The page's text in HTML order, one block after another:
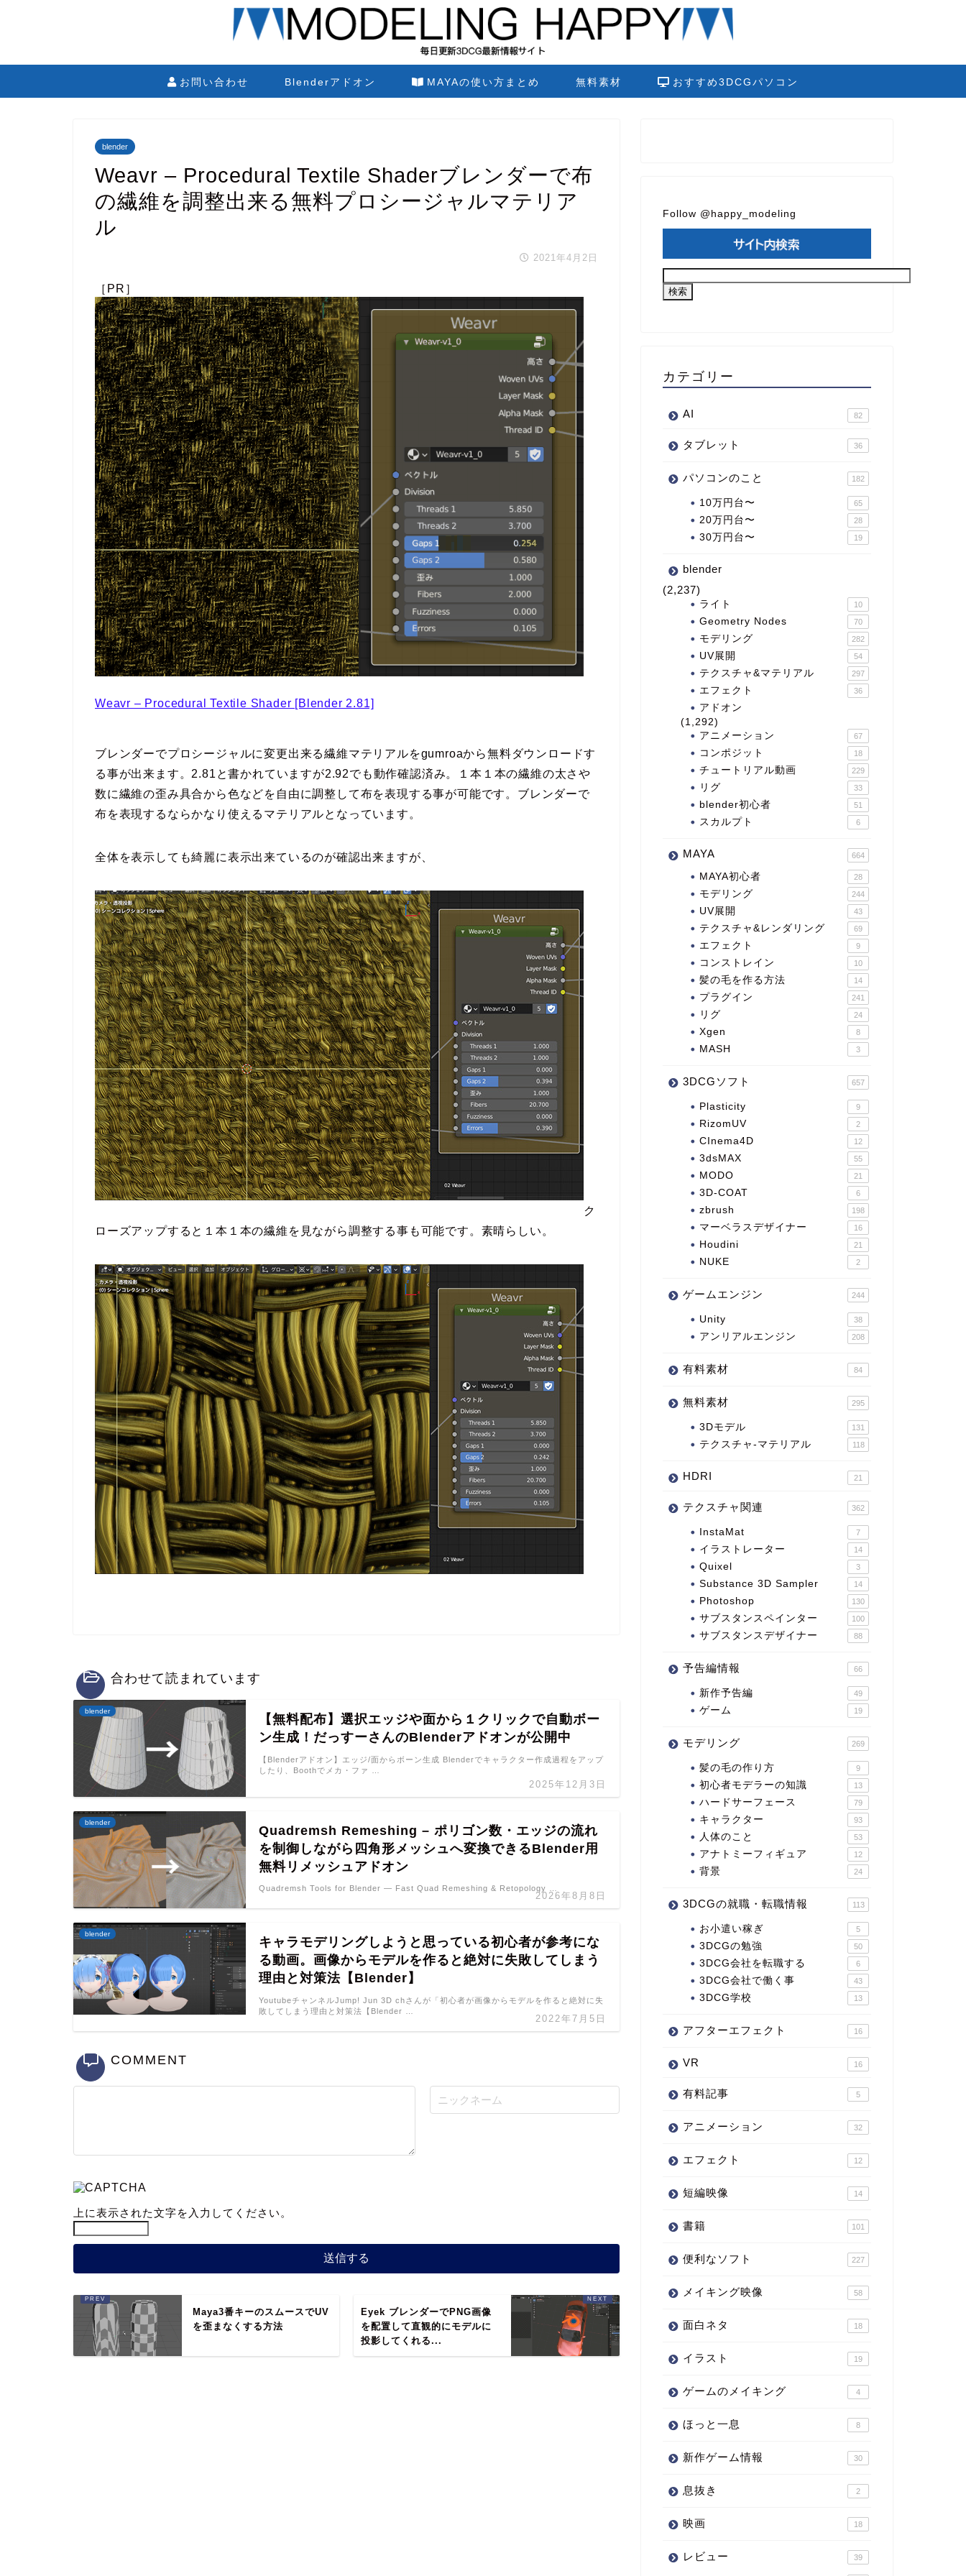
お問い合わせ Blenderアドオン MAYAの使い方まとめ 無料素材 おすすめ3DCGパソコン
blender
Weavr – Procedural Textile Shaderブレンダーで布
の繊維を調整出来る無料プロシージャルマテリア
ル
2021年4月2日
［PR］
Weavr – Procedural Textile Shader [Blender 2.81]
ブレンダーでプロシージャルに変更出来る繊維マテリアルをgumroaから無料ダウンロードす
る事が出来ます。2.81と書かれていますが2.92でも動作確認済み。１本１本の繊維の太さや
数に繊維の歪み具合から色などを自由に調整して布を表現する事が可能です。ブレンダーで
布を表現するならかなり使えるマテリアルとなっています。
全体を表示しても綺麗に表示出来ているのが確認出来ますが、
ク
ローズアップすると１本１本の繊維を見ながら調整する事も可能です。素晴らしい。
合わせて読まれています
blender
【無料配布】選択エッジや面から１クリックで自動ボー
ン生成！だっすーさんのBlenderアドオンが公開中
2025年12月3日
【Blenderアドオン】エッジ/面からボーン生成 Blenderでキャラクター作成過程をアップ
したり、Boothでメカ・ファ …
blender
Quadremsh Remeshing – ポリゴン数・エッジの流れ
を制御しながら四角形メッシュへ変換できるBlender用
無料リメッシュアドオン
2026年8月8日
Quadremsh Tools for Blender — Fast Quad Remeshing & Retopology …
blender
キャラモデリングしようと思っている初心者が参考にな
る動画。画像からモデルを作ると絶対に失敗してしまう
理由と対策法【Blender】
2022年7月5日
YoutubeチャンネルJump! Jun 3D chさんが「初心者が画像からモデルを作ると絶対に失
敗してしまう理由と対策法【Blender …
COMMENT
上に表示された文字を入力してください。
Maya3番キーのスムースでUV
を歪まなくする方法
Eyek ブレンダーでPNG画像
を配置して直観的にモデルに
投影してくれる...
Follow @happy_modeling
カテゴリー
AI 82
タブレット 36
パソコンのこと 182
10万円台〜 65
20万円台〜 28
30万円台〜 19
blender
(2,237)
ライト 10
Geometry Nodes 70
モデリング 282
UV展開 54
テクスチャ&マテリアル 297
エフェクト 36
アドオン
(1,292)
アニメーション
67
コンポジット 18
チュートリアル動画 229
リグ 33
blender初心者 51
スカルプト 6
MAYA 664
MAYA初心者 28
モデリング 244
UV展開 43
テクスチャ&レンダリング 69
エフェクト 9
コンストレイン 10
髪の毛を作る方法 14
プラグイン 241
リグ 24
Xgen 8
MASH 3
3DCGソフト 657
Plasticity 9
RizomUV 2
CInema4D 12
3dsMAX 55
MODO 21
3D-COAT 6
zbrush 198
マーベラスデザイナー 16
Houdini 21
NUKE 2
ゲームエンジン 244
Unity 38
アンリアルエンジン 208
有料素材 84
無料素材 295
3Dモデル 131
テクスチャ-マテリアル 118
HDRI 21
テクスチャ関連 362
InstaMat 7
イラストレーター 14
Quixel 3
Substance 3D Sampler 14
Photoshop 130
サブスタンスペインター 100
サブスタンスデザイナー 88
予告編情報 66
新作予告編 49
ゲーム 19
モデリング 269
髪の毛の作り方 9
初心者モデラーの知識 13
ハードサーフェース 79
キャラクター 93
人体のこと 53
アナトミーフィギュア 12
背景 24
3DCGの就職・転職情報 113
お小遣い稼ぎ 5
3DCGの勉強 50
3DCG会社を転職する 6
3DCG会社で働く事 43
3DCG学校 13
アフターエフェクト 16
VR 16
有料記事 5
アニメーション 32
エフェクト 12
短編映像 14
書籍 101
便利なソフト 227
メイキング映像 58
面白ネタ 18
イラスト 19
ゲームのメイキング 4
ほっと一息 8
新作ゲーム情報 30
息抜き 2
映画 18
レビュー 39